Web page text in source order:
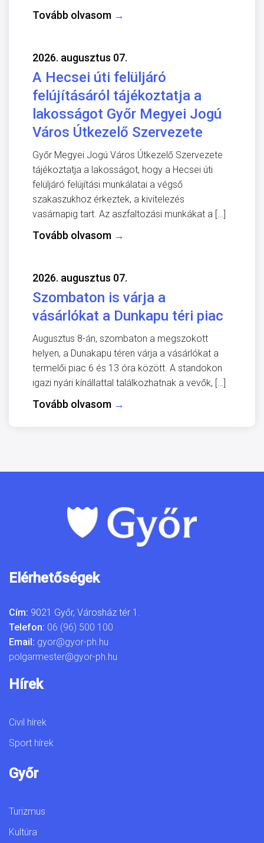
Tovább olvasom →
2026. augusztus 07.
A Hecsei úti felüljáró
felújításáról tájékoztatja a
lakosságot Győr Megyei Jogú
Város Útkezelő Szervezete
Győr Megyei Jogú Város Útkezelő Szervezete
tájékoztatja a lakosságot, hogy a Hecsei úti
felüljáró felújítási munkálatai a végső
szakaszukhoz érkeztek, a kivitelezés
vasárnapig tart. Az aszfaltozási munkákat a […]
Tovább olvasom →
2026. augusztus 07.
Szombaton is várja a
vásárlókat a Dunkapu téri piac
Augusztus 8-án, szombaton a megszokott
helyen, a Dunakapu téren várja a vásárlókat a
termelői piac 6 és 13 óra között. A standokon
igazi nyári kínállattal találkozhatnak a vevők, […]
Tovább olvasom →
Elérhetőségek
Cím: 9021 Győr, Városház tér 1.
Telefon: 06 (96) 500 100
Email: gyor@gyor-ph.hu
polgarmester@gyor-ph.hu
Hírek
Civil hírek
Sport hírek
Győr
Turizmus
Kultúra